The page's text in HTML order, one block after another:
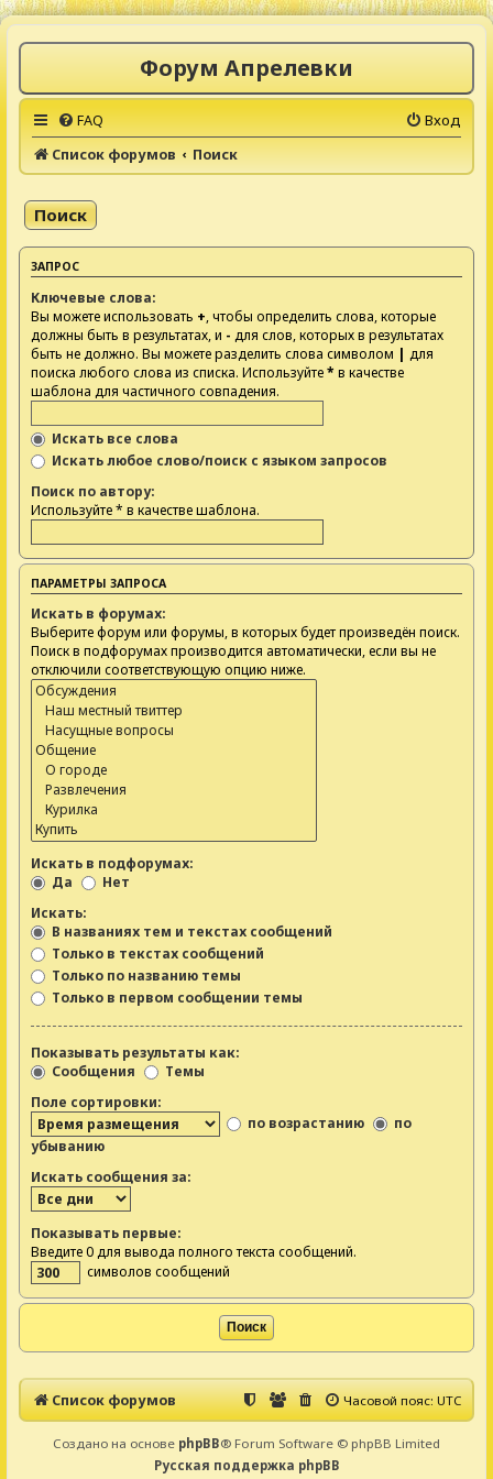
Форум Апрелевки
FAQ
Вход
Список форумов
Поиск
Поиск
ЗАПРОС
Ключевые слова:
Вы можете использовать +, чтобы определить слова, которые
должны быть в результатах, и - для слов, которых в результатах
быть не должно. Вы можете разделить слова символом | для
поиска любого слова из списка. Используйте* в качестве
шаблона для частичного совпадения.
Искать все слова
Искать любое слово/поиск с языком запросов
Поиск по автору:
Используйте * в качестве шаблона.
ПАРАМЕТРЫ ЗАПРОСА
Искать в форумах:
Выберите форум или форумы, в которых будет произведён поиск.
Поиск в подфорумах производится автоматически, если вы не
отключили соответствующую опцию ниже.
Искать в подфорумах:
Да
Нет
Искать:
В названиях тем и текстах сообщений
Только в текстах сообщений
Только по названию темы
Только в первом сообщении темы
Показывать результаты как:
Сообщения
Темы
Поле сортировки:
по возрастанию
по
убыванию
Искать сообщения за:
Показывать первые:
Введите 0 для вывода полного текста сообщений.
символов сообщений
Список форумов Часовой пояс:UTC
Создано на основе phpBB® Forum Software © phpBB Limited
Русская поддержка phpBB